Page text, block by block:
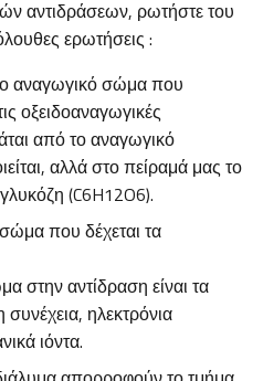
αντιδράσεων, ρωτήστε του
ερωτήσεις :
αναγωγικό σώμα που
οξειδοαναγωγικές
από το αναγωγικό
αλλά στο πείραμά μας το
(C6H12O6).
σώμα που δέχεται τα
στην αντίδραση είναι τα
ηλεκτρόνια
ιόντα.